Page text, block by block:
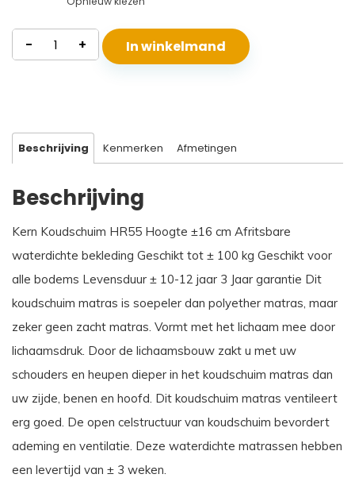
Waterdicht
Koudschuim
- + In winkelmand
Beschrijving Kenmerken Afmetingen
Beschrijving
Kern Koudschuim HR55 Hoogte ±16 cm Afritsbare
waterdichte bekleding Geschikt tot ± 100 kg Geschikt voor
alle bodems Levensduur ± 10-12 jaar 3 Jaar garantie Dit
koudschuim matras is soepeler dan polyether matras, maar
zeker geen zacht matras. Vormt met het lichaam mee door
lichaamsdruk. Door de lichaamsbouw zakt u met uw
schouders en heupen dieper in het koudschuim matras dan
uw zijde, benen en hoofd. Dit koudschuim matras ventileert
erg goed. De open celstructuur van koudschuim bevordert
ademing en ventilatie. Deze waterdichte matrassen hebben
een levertijd van ± 3 weken.